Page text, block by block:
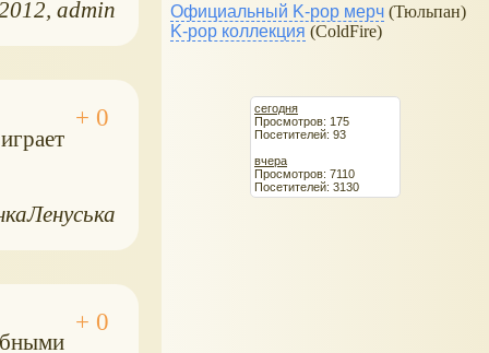
admin Официальный K-pop мерч (Тюльпан)
K-pop коллекция (ColdFire)
сегодня
Просмотров: 175
Посетителей: 93
вчера
Просмотров: 7110
Посетителей: 3130